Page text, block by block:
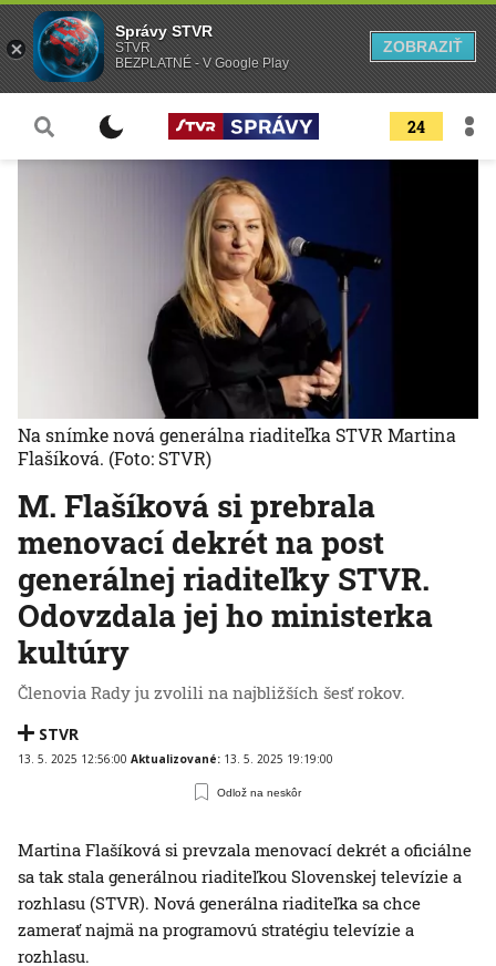
24
M. Flašíková si prebrala
menovací dekrét na post
generálnej riaditeľky STVR.
Odovzdala jej ho ministerka
kultúry
Členovia Rady ju zvolili na najbližších šesť rokov.
STVR
13. 5. 2025 12:56:00 Aktualizované: 13. 5. 2025 19:19:00
Odlož na neskôr
Na snímke nová generálna riaditeľka STVR Martina
Flašíková. (Foto: STVR)
Martina Flašíková si prevzala menovací dekrét a oficiálne
sa tak stala generálnou riaditeľkou Slovenskej televízie a
rozhlasu (STVR). Nová generálna riaditeľka sa chce
zamerať najmä na programovú stratégiu televízie a
rozhlasu.
Správy STVR
STVR
BEZPLATNÉ - V Google Play
ZOBRAZIŤ